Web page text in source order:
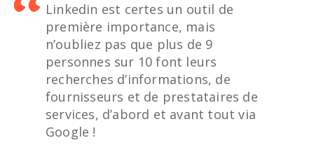
Linkedin est certes un outil de
première importance, mais
n’oubliez pas que plus de 9
personnes sur 10 font leurs
recherches d’informations, de
fournisseurs et de prestataires de
services, d’abord et avant tout via
Google !